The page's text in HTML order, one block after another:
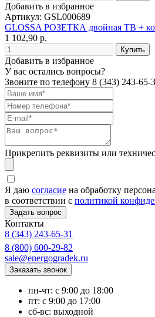
Добавить в избранное
Артикул: GSL000689
GLOSSA РОЗЕТКА двойная ТВ +
1 102,90 р.
Добавить в избранное
У вас остались вопросы?
Звоните по телефону 8 (343) 243-65-
Прикрепить реквизиты или
Я даю согласие на обработку
в соответствии с политикой
Контакты
8 (343) 243-65-31
8 (800) 600-29-82
sale@energogradek.ru
пн-чт: с 9:00 до 18:00
пт: с 9:00 до 17:00
сб-вс: выходной